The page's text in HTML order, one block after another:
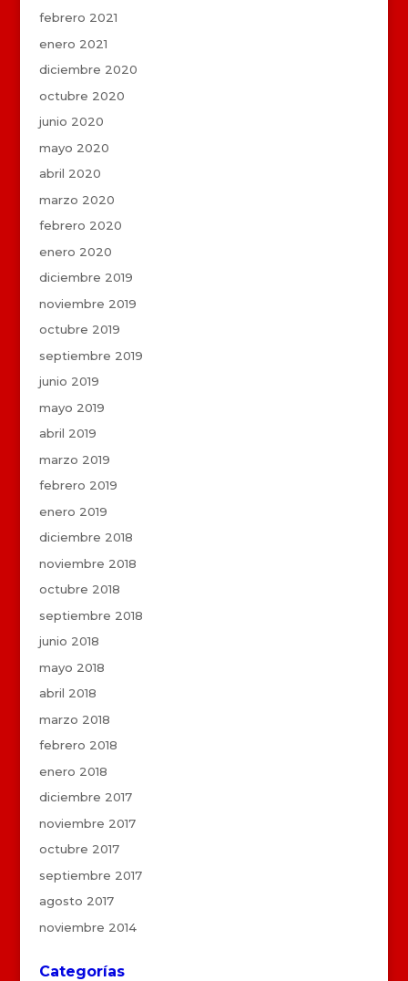
febrero 2021
enero 2021
diciembre 2020
octubre 2020
junio 2020
mayo 2020
abril 2020
marzo 2020
febrero 2020
enero 2020
diciembre 2019
noviembre 2019
octubre 2019
septiembre 2019
junio 2019
mayo 2019
abril 2019
marzo 2019
febrero 2019
enero 2019
diciembre 2018
noviembre 2018
octubre 2018
septiembre 2018
junio 2018
mayo 2018
abril 2018
marzo 2018
febrero 2018
enero 2018
diciembre 2017
noviembre 2017
octubre 2017
septiembre 2017
agosto 2017
noviembre 2014
Categorías